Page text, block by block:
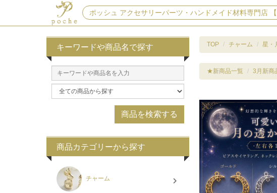
ポッシュ アクセサリーパーツ・ハンドメイド材料専門店
TOP チャーム 星・
★新商品一覧 3月新商
キーワードや商品名で探す
商品カテゴリーから探す
チャーム